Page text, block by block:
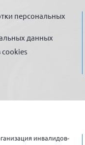
персональных
данных
cookies
инвалидов-